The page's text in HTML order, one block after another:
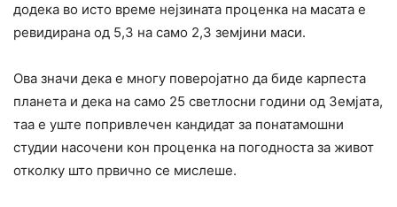
додека во исто време нејзината проценка на масата е
ревидирана од 5,3 на само 2,3 земјини маси.
Ова значи дека е многу поверојатно да биде карпеста
планета и дека на само 25 светлосни години од Земјата,
таа е уште попривлечен кандидат за понатамошни
студии насочени кон проценка на погодноста за живот
отколку што првично се мислеше.